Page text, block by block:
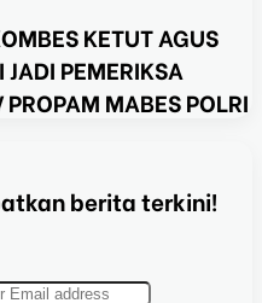
KETUT AGUS
PEMERIKSA
MABES POLRI
berita terkini!